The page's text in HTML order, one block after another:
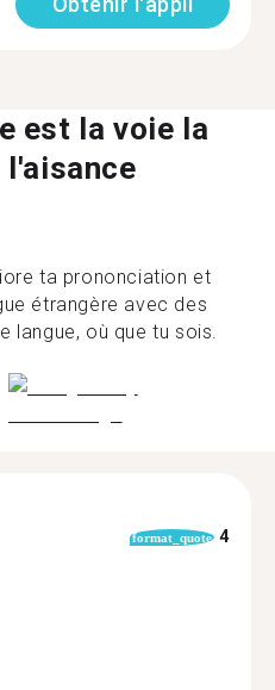
est la voie la
ta prononciation et
étrangère avec des
langue, où que tu sois.
format_quote 4